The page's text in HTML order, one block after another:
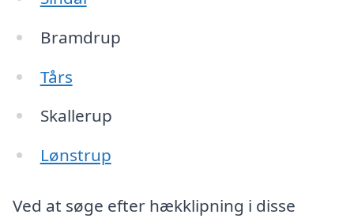
Bramdrup
Tårs
Skallerup
Lønstrup
Ved at søge efter hækklipning i disse